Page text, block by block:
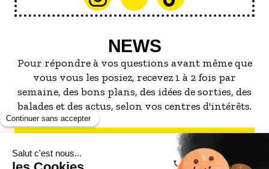
NEWS
Pour répondre à vos questions avant même que
vous vous les posiez, recevez 1 à 2 fois par
semaine, des bons plans, des idées de sorties, des
balades et des actus, selon vos centres d'intérêts.
S'INSCRIRE À LA NEWSLETTER